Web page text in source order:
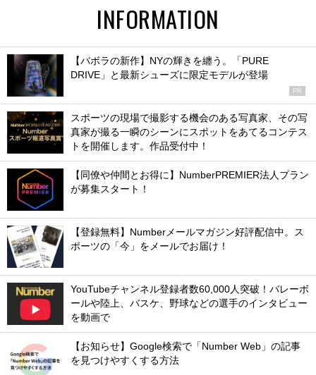
INFORMATION
【バボラの新作】NYの輝きを纏う。「PURE
DRIVE」と最新シューズに限定モデルが登場
PR
スポーツの現場で撮影する機会のある写真家、その写
真家が撮る一瞬のシーンにスポットをあてるコンテス
トを開催します。作品受付中！
【同僚や仲間とお得に】NumberPREMIER法人プラン
が募集スタート！
【登録無料】Numberメールマガジン好評配信中。ス
ポーツの「今」をメールでお届け！
YouTubeチャンネル登録者数60,000人突破！バレーボ
ールや陸上、バスケ、野球などの選手のインタビュー
を動画で
【お知らせ】Google検索で「Number Web」の記事
を見つけやすくする方法